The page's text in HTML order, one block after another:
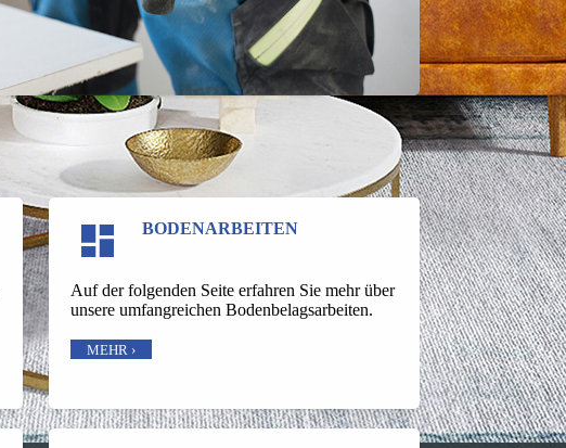
BODEN­ARBEITEN
Auf der folgenden Seite erfahren Sie mehr über
unsere umfangreichen Bodenbelagsarbeiten.
MEHR ›